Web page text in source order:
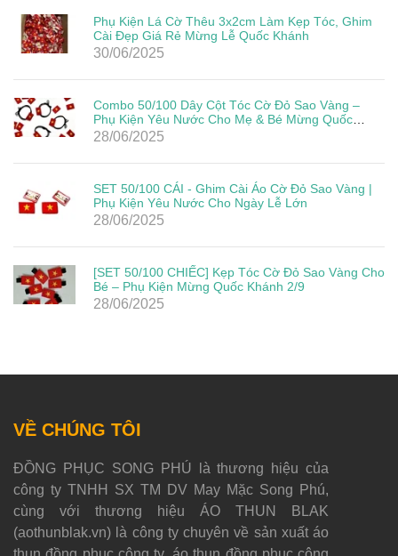
Phụ Kiện Lá Cờ Thêu 3x2cm Làm Kẹp Tóc, Ghim
Cài Đẹp Giá Rẻ Mừng Lễ Quốc Khánh
30/06/2025
Combo 50/100 Dây Cột Tóc Cờ Đỏ Sao Vàng –
Phụ Kiện Yêu Nước Cho Mẹ & Bé Mừng Quốc
Khánh 2/9
28/06/2025
SET 50/100 CÁI - Ghim Cài Áo Cờ Đỏ Sao Vàng |
Phụ Kiện Yêu Nước Cho Ngày Lễ Lớn
28/06/2025
[SET 50/100 CHIẾC] Kẹp Tóc Cờ Đỏ Sao Vàng Cho
Bé – Phụ Kiện Mừng Quốc Khánh 2/9
28/06/2025
VỀ CHÚNG TÔI
ĐỒNG PHỤC SONG PHÚ là thương hiệu của
công ty TNHH SX TM DV May Mặc Song Phú,
cùng với thương hiệu ÁO THUN BLAK
(aothunblak.vn) là công ty chuyên về sản xuất áo